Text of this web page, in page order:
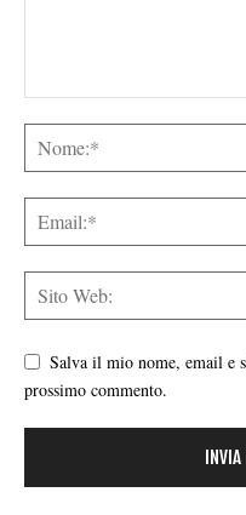
Salva il mio nome, email e
prossimo commento.